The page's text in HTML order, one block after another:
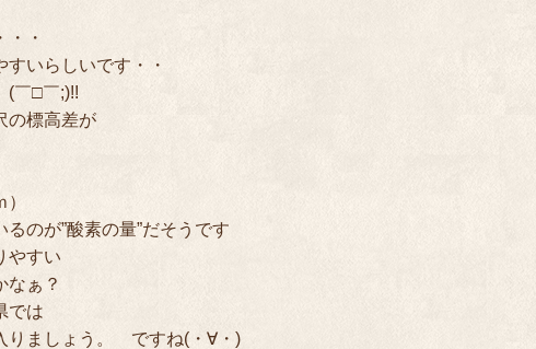
・
いらしいです・・
(￣□￣;)!!
の標高差が
のが”酸素の量”だそうです
やすい
なぁ？
では
りましょう。 ですね(・∀・)